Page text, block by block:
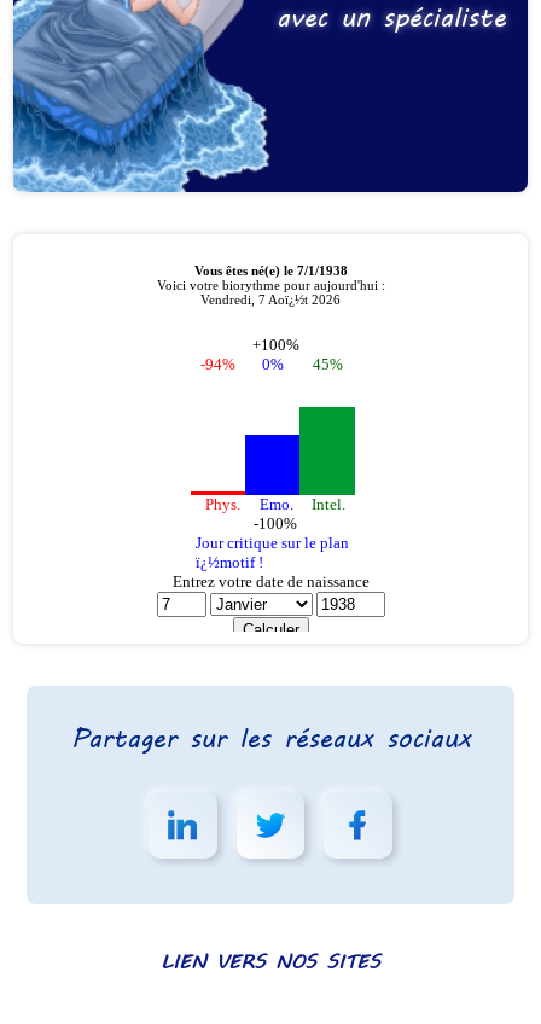
avec un spécialiste
Partager sur les réseaux sociaux
LIEN VERS NOS SITES